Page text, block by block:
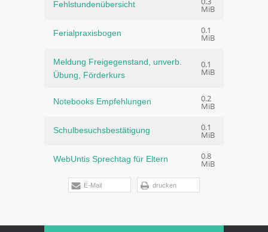
Fehlstundenübersicht MiB
Ferialpraxisbogen 0.1
MiB
Meldung Freigegenstand, unverb.
Übung, Förderkurs
0.1
MiB
Notebooks Empfehlungen 0.2
MiB
Schulbesuchsbestätigung 0.1
MiB
WebUntis Sprechtag für Eltern 0.8
MiB
E-Mail drucken